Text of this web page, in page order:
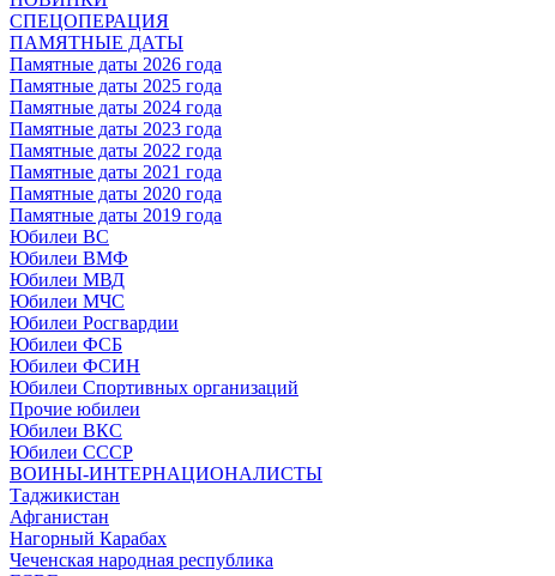
СПЕЦОПЕРАЦИЯ
ПАМЯТНЫЕ ДАТЫ
Памятные даты 2026 года
Памятные даты 2025 года
Памятные даты 2024 года
Памятные даты 2023 года
Памятные даты 2022 года
Памятные даты 2021 года
Памятные даты 2020 года
Памятные даты 2019 года
Юбилеи ВС
Юбилеи ВМФ
Юбилеи МВД
Юбилеи МЧС
Юбилеи Росгвардии
Юбилеи ФСБ
Юбилеи ФСИН
Юбилеи Спортивных организаций
Прочие юбилеи
Юбилеи ВКС
Юбилеи СССР
ВОИНЫ-ИНТЕРНАЦИОНАЛИСТЫ
Таджикистан
Афганистан
Нагорный Карабах
Чеченская народная республика